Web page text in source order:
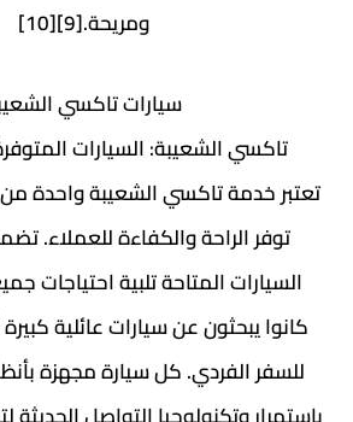
ومريحة.[9][10]
سيارات تاكسي
تاكسي الشعيبة: السيارات
تعتبر خدمة تاكسي الشعيبة واحدة من
توفر الراحة والكفاءة للعملاء.
السيارات المتاحة تلبية احتياجات
كانوا يبحثون عن سيارات عائلية